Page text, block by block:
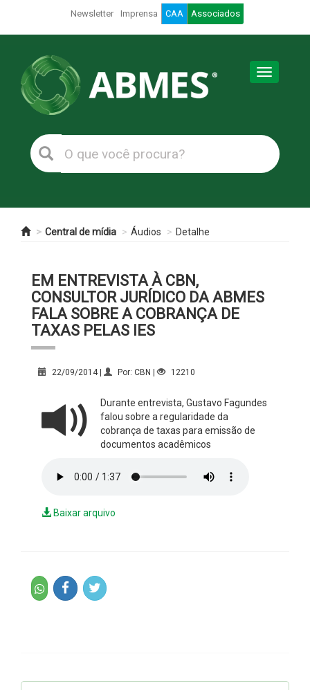
Newsletter Imprensa CAA Associados
Toggle
Central de mídia Áudios Detalhe
EM ENTREVISTA À CBN,
CONSULTOR JURÍDICO DA ABMES
FALA SOBRE A COBRANÇA DE
TAXAS PELAS IES
22/09/2014 | Por: CBN | 12210
Durante entrevista, Gustavo Fagundes
falou sobre a regularidade da
cobrança de taxas para emissão de
documentos acadêmicos
Baixar arquivo